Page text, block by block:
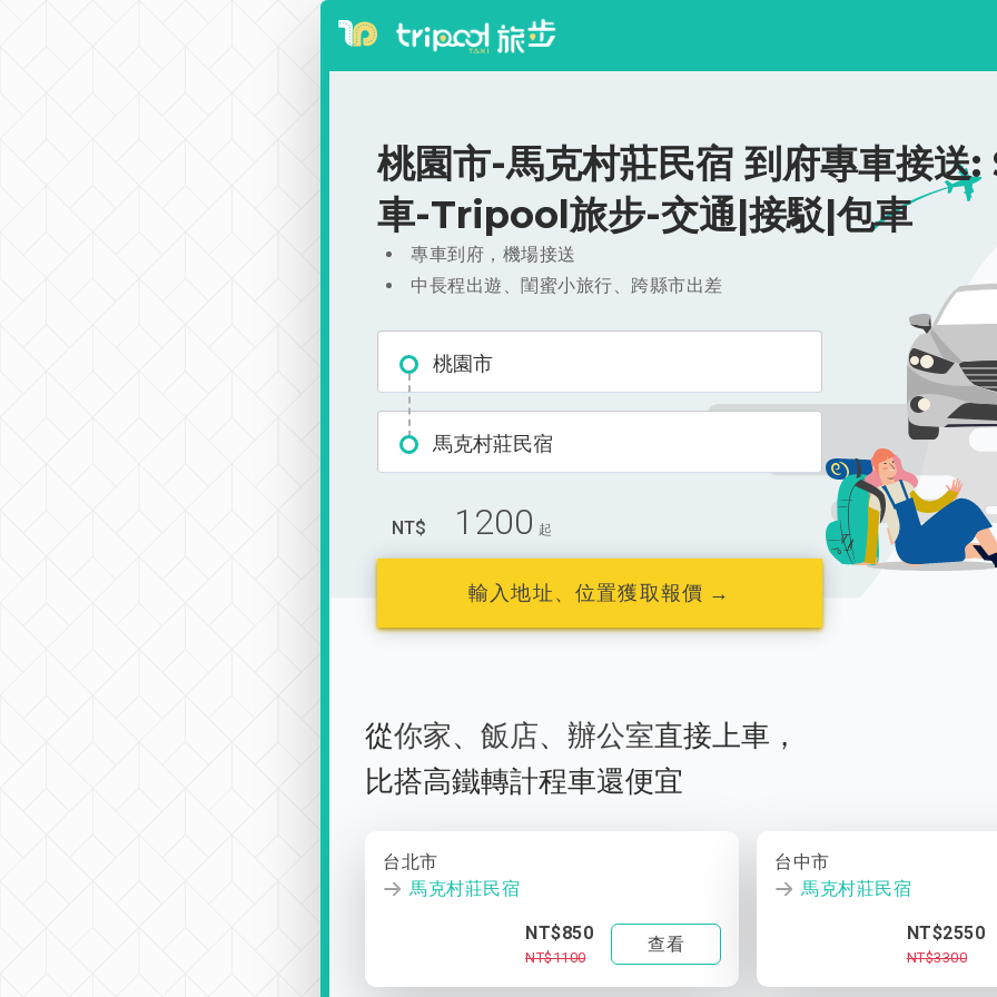
桃園市-馬克村莊民宿 到府專車接送
車-Tripool旅步-交通|接駁|包車
專車到府，機場接送
中長程出遊、閨蜜小旅行、跨縣市出差
桃園市
馬克村莊民宿
NT$ 1200 起
輸入地址、位置獲取報價 →
從你家、 飯店、 辦公室直接上車，
比搭高鐵轉計程車還便宜
台北市
馬克村莊民宿
NT$850
NT$1100
查看
台中市
馬克村莊民宿
NT$2550
NT$3300